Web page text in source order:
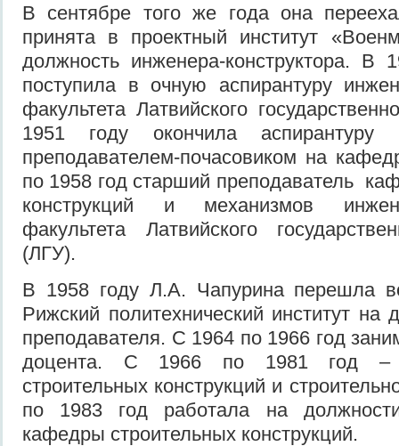
В сентябре того же года она
принята в проектный институт
должность инженера-конструктора. В
поступила в очную аспирантуру
факультета Латвийского
1951 году окончила
преподавателем-почасовиком на
по 1958 год старший преподаватель
конструкций и механизмов
факультета Латвийского
(ЛГУ).
В 1958 году Л.А. Чапурина перешла
Рижский политехнический институт на
преподавателя. С 1964 по 1966 год
доцента. С 1966 по 1981 год –
строительных конструкций и
по 1983 год работала на
кафедры строительных конструкций.